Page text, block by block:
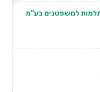
למשפטנים בע"מ